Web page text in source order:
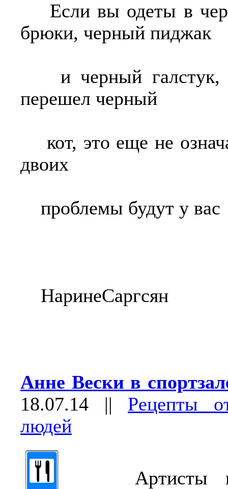
Если вы одеты в
брюки, черный пиджак
и черный галстук,
перешел черный
кот, это еще не
двоих
проблемы будут у вас
НаринеСаргсян
Анне Вески в
18.07.14 || Рецепты
людей
Артисты из